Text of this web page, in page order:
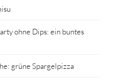
ohne Dips: ein buntes
grüne Spargelpizza